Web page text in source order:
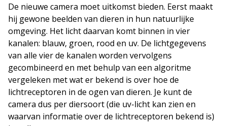
De nieuwe camera moet uitkomst bieden. Eerst maakt
hij gewone beelden van dieren in hun natuurlijke
omgeving. Het licht daarvan komt binnen in vier
kanalen: blauw, groen, rood en uv. De lichtgegevens
van alle vier de kanalen worden vervolgens
gecombineerd en met behulp van een algoritme
vergeleken met wat er bekend is over hoe de
lichtreceptoren in de ogen van dieren. Je kunt de
camera dus per diersoort (die uv-licht kan zien en
waarvan informatie over de lichtreceptoren bekend is)